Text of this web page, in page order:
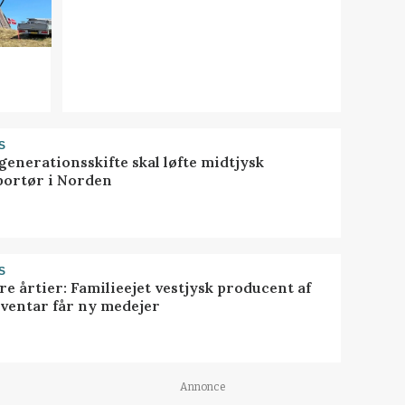
skal løfte midtjysk
i Norden
årtier: Familieejet vestjysk producent af
får ny medejer
Annonce